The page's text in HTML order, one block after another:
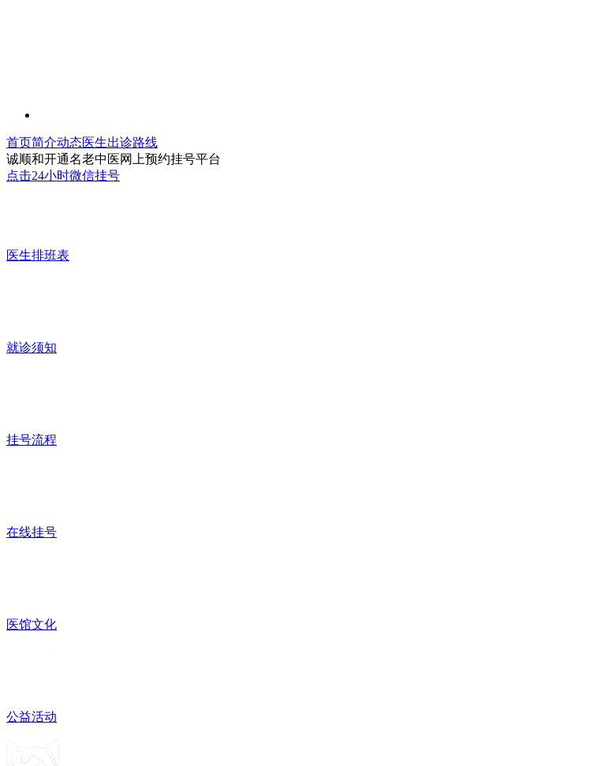
首页简介动态医生出诊路线
诚顺和开通名老中医网上预约挂号平台
点击24小时微信挂号
医生排班表
就诊须知
挂号流程
在线挂号
医馆文化
公益活动